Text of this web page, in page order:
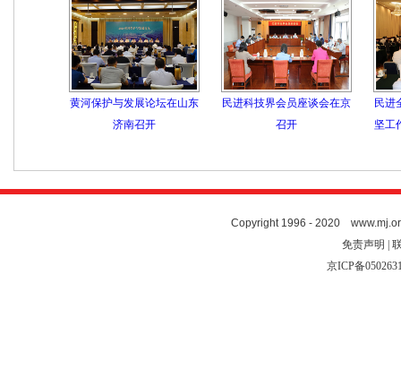
黄河保护与发展论坛在山东
济南召开
民进科技界会员座谈会在京
召开
民进
坚工
Copyright 1996 - 2020
免责声明 |
京ICP备